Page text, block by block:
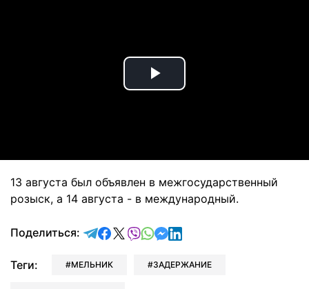
Play
13 августа был объявлен в межгосударственный
розыск, а 14 августа - в международный.
Поделиться: отправить в Telegram
поделиться в Facebook
поделиться в X
отправить в Viber
отправить в Whatsapp
отправить в Messenger
отправить в LinkedIn
Теги: МЕЛЬНИК ЗАДЕРЖАНИЕ